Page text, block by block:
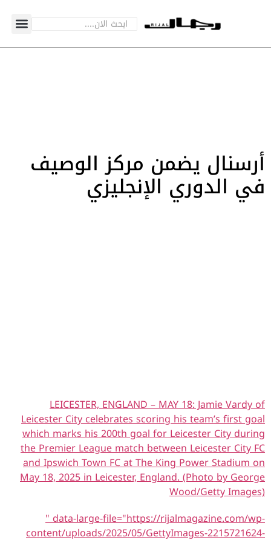
أرسنال يضمن مركز الوصيف
في الدوري الإنجليزي
LEICESTER, ENGLAND – MAY 18: Jamie Vardy of
Leicester City celebrates scoring his team’s first goal
which marks his 200th goal for Leicester City during
the Premier League match between Leicester City FC
and Ipswich Town FC at The King Power Stadium on
May 18, 2025 in Leicester, England. (Photo by George
Wood/Getty Images)
" data-large-file="https://rijalmagazine.com/wp-
content/uploads/2025/05/GettyImages-2215721624-